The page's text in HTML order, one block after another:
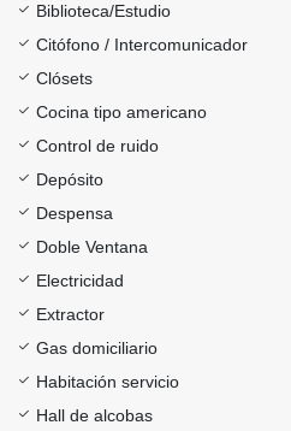
Biblioteca/Estudio
Citófono / Intercomunicador
Clósets
Cocina tipo americano
Control de ruido
Depósito
Despensa
Doble Ventana
Electricidad
Extractor
Gas domiciliario
Habitación servicio
Hall de alcobas